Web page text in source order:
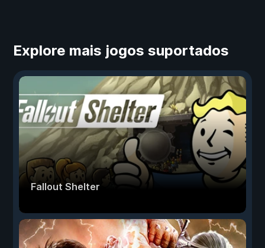
Explore mais jogos suportados
Fallout Shelter